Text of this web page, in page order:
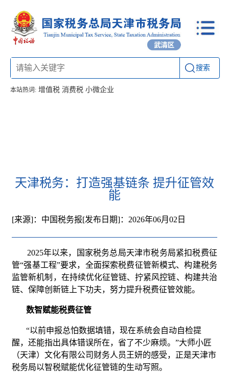
搜索
本站热词: 增值税 消费税 小微企业
天津税务：打造强基链条 提升征管效
能
[发布日期]：2026年06月02日
[来源]：中国税务报
2025年以来，国家税务总局天津市税务局紧扣税费征
管“强基工程”要求，全面探索税费征管新模式、构建税务
监管新机制，在持续优化征管链、拧紧风控链、构建共治
链、保障创新链上下功夫，努力提升税费征管效能。
数智赋能税费征管
“以前申报总怕数据填错，现在系统会自动自检提
醒，还能指出具体错误所在，省了不少麻烦。”大师小匠
（天津）文化有限公司财务人员王妍的感受，正是天津市
税务局以智税赋能优化征管链的生动写照。